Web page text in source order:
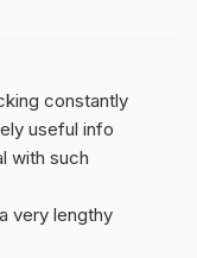
constantly
useful info
with such
very lengthy